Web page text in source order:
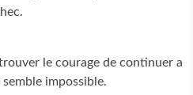
le courage de continuer a
impossible.